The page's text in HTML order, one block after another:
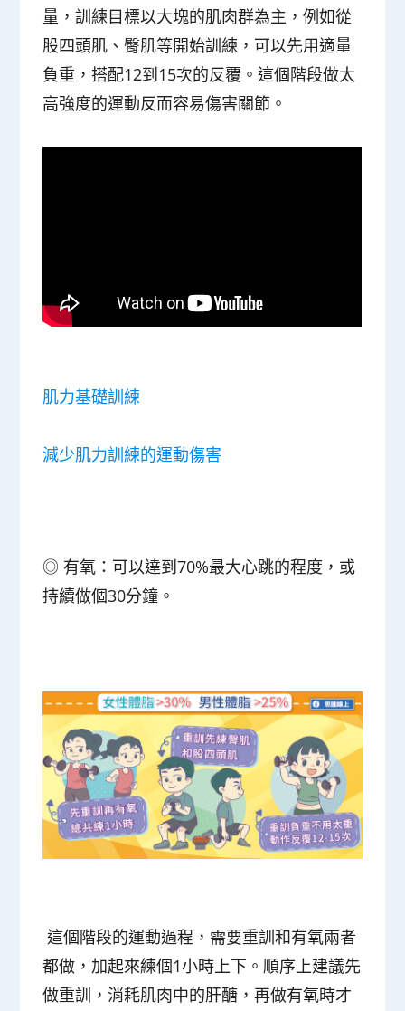
量，訓練目標以大塊的肌肉群為主，例如從
股四頭肌、臀肌等開始訓練，可以先用適量
負重，搭配12到15次的反覆。這個階段做太
高強度的運動反而容易傷害關節。
肌力基礎訓練
減少肌力訓練的運動傷害
◎ 有氧 ：可以達到70%最大心跳的程度，或
持續做個30分鐘。
這個階段的運動過程，需要重訓和有氧兩者
都做，加起來練個1小時上下。順序上建議先
做重訓，消耗肌肉中的肝醣，再做有氧時才